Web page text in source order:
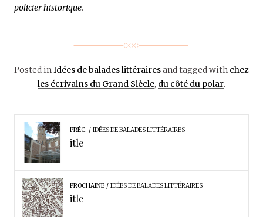
policier historique.
Posted inIdées de balades littérairesand tagged with chez
les écrivains du Grand Siècle, du côté du polar.
PRÉC. IDÉES DE BALADES LITTÉRAIRES
itle
PROCHAINE IDÉES DE BALADES LITTÉRAIRES
itle